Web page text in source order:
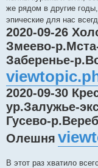
же рядом в другие
эпические для нас
2020-09-26
Змеево-
Заберенье-
2020-09-30
ур.Залужье-
Гусево-
Олешня
В этот раз хватило